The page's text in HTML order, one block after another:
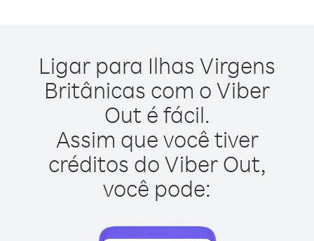
Ligar para Ilhas Virgens
Britânicas com o Viber
Out é fácil.
Assim que você tiver
créditos do Viber Out,
você pode: